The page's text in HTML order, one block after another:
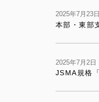
2025年7月23
本部・東部
2025年7月2日
JSMA規格